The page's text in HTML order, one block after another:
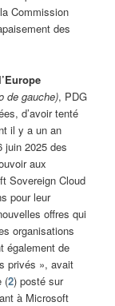
Commission
des
de gauche), PDG
d’avoir tenté
il y a un an
juin 2025 des
aux
Sovereign Cloud
pour leur
offres qui
organisations
également de
privés », avait
(2) posté sur
à Microsoft